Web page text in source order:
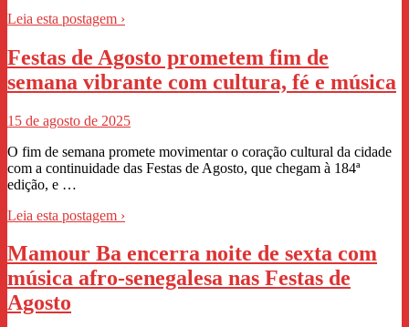
Leia esta postagem ›
Festas de Agosto prometem fim de
semana vibrante com cultura, fé e música
15 de agosto de 2025
O fim de semana promete movimentar o coração cultural da cidade
com a continuidade das Festas de Agosto, que chegam à 184ª
edição, e …
Leia esta postagem ›
Mamour Ba encerra noite de sexta com
música afro-senegalesa nas Festas de
Agosto